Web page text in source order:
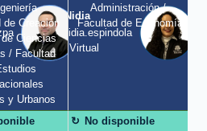
Creación
Ciencias
/ Facultad
y Urbanos
Nidia
nidia.espindola
/ Virtual
Administración /
Facultad de Economía
No disponible